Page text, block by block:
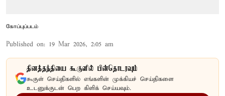
கோப்புப்படம்
Published on: 19 Mar 2026, 2:05 am
தினத்தந்தியை கூகுளில் பின்தொடரவும்
கூகுள் செய்திகளில் எங்களின் முக்கியச் செய்திகளை
உடனுக்குடன் பெற கிளிக் செய்யவும்.